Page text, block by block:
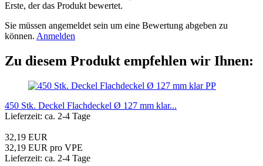
Erste, der das Produkt bewertet.
Sie müssen angemeldet sein um eine Bewertung abgeben zu
können. Anmelden
Zu diesem Produkt empfehlen wir Ihnen:
450 Stk. Deckel Flachdeckel Ø 127 mm klar...
Lieferzeit: ca. 2-4 Tage
32,19 EUR
32,19 EUR pro VPE
Lieferzeit: ca. 2-4 Tage